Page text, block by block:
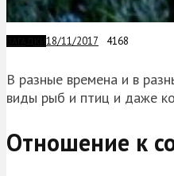
18/11/2017 4168
В разные времена и в
виды рыб и птиц и даже
Отношение к